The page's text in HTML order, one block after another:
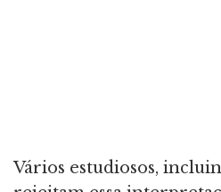
Vários estudiosos,